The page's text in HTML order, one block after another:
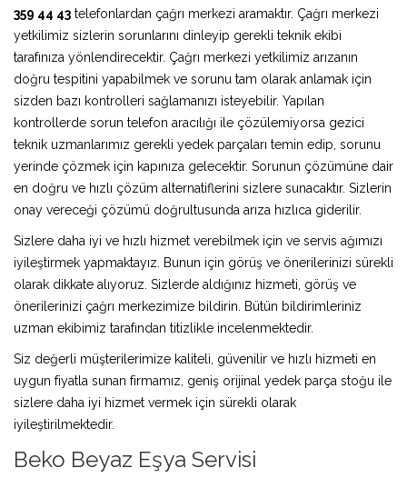
359 44 43 telefonlardan çağrı merkezi aramaktır. Çağrı merkezi
yetkilimiz sizlerin sorunlarını dinleyip gerekli teknik ekibi
tarafınıza yönlendirecektir. Çağrı merkezi yetkilimiz arızanın
doğru tespitini yapabilmek ve sorunu tam olarak anlamak için
sizden bazı kontrolleri sağlamanızı isteyebilir. Yapılan
kontrollerde sorun telefon aracılığı ile çözülemiyorsa gezici
teknik uzmanlarımız gerekli yedek parçaları temin edip, sorunu
yerinde çözmek için kapınıza gelecektir. Sorunun çözümüne dair
en doğru ve hızlı çözüm alternatiflerini sizlere sunacaktır. Sizlerin
onay vereceği çözümü doğrultusunda arıza hızlıca giderilir.
Sizlere daha iyi ve hızlı hizmet verebilmek için ve servis ağımızı
iyileştirmek yapmaktayız. Bunun için görüş ve önerilerinizi sürekli
olarak dikkate alıyoruz. Sizlerde aldığınız hizmeti, görüş ve
önerilerinizi çağrı merkezimize bildirin. Bütün bildirimleriniz
uzman ekibimiz tarafından titizlikle incelenmektedir.
Siz değerli müşterilerimize kaliteli, güvenilir ve hızlı hizmeti en
uygun fiyatla sunan firmamız, geniş orijinal yedek parça stoğu ile
sizlere daha iyi hizmet vermek için sürekli olarak
iyileştirilmektedir.
Beko Beyaz Eşya Servisi